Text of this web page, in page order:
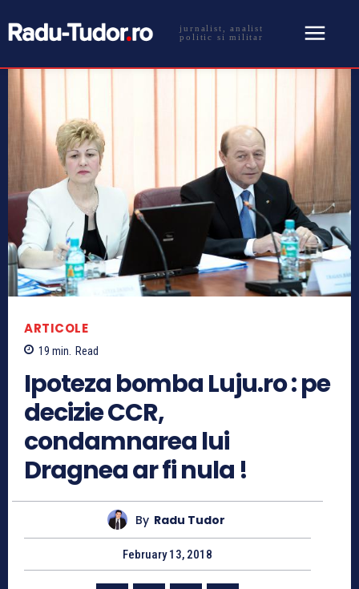
jurnalist, analist
politic si militar
ARTICOLE
19 min. Read
Ipoteza bomba Luju.ro : pe
decizie CCR,
condamnarea lui
Dragnea ar fi nula !
By Radu Tudor
February 13, 2018